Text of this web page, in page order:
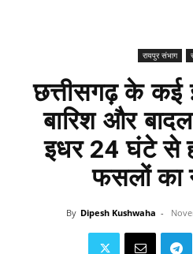
रायपुर संभाग
छत्तीसगढ़ के कई
बारिश और
इधर 24 घंटे से
फसलों का
By Dipesh Kushwaha -